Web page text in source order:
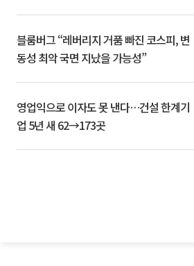
블룸버그 “레버리지 거품 빠진 코스피, 변
동성 최악 국면 지났을 가능성”
영업익으로 이자도 못 낸다…건설 한계기
업 5년 새 62→173곳